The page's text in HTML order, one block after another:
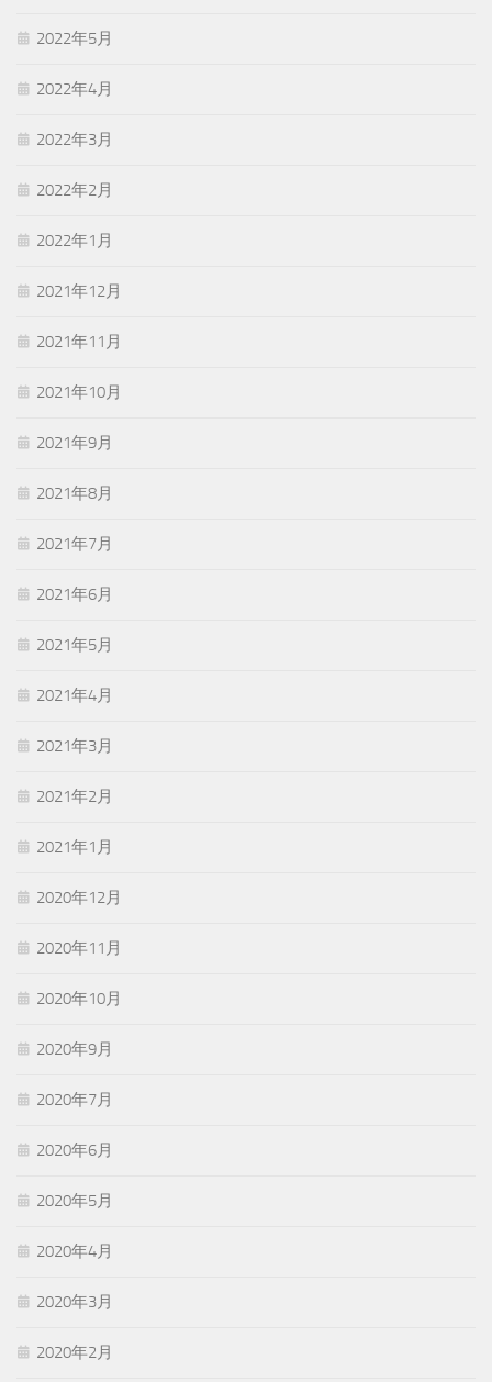
2022年5月
2022年4月
2022年3月
2022年2月
2022年1月
2021年12月
2021年11月
2021年10月
2021年9月
2021年8月
2021年7月
2021年6月
2021年5月
2021年4月
2021年3月
2021年2月
2021年1月
2020年12月
2020年11月
2020年10月
2020年9月
2020年7月
2020年6月
2020年5月
2020年4月
2020年3月
2020年2月